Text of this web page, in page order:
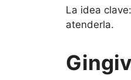
La idea
atenderla.